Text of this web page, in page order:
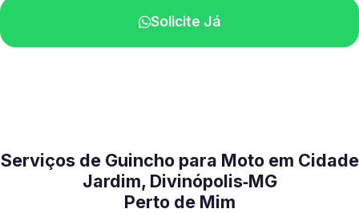
Solicite Já
Serviços de Guincho para Moto em Cidade
Jardim, Divinópolis‑MG
Perto de Mim